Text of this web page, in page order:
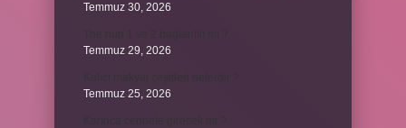
Temmuz 30, 2026
Temmuz 29, 2026
Temmuz 25, 2026